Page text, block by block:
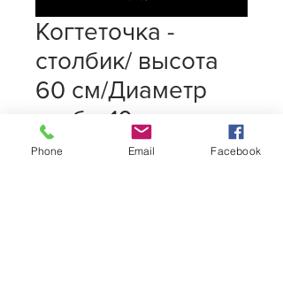
Когтеточка -
столбик/ высота
60 см/Диаметр
трубы 10 см
550,00 L
Phone Email Facebook